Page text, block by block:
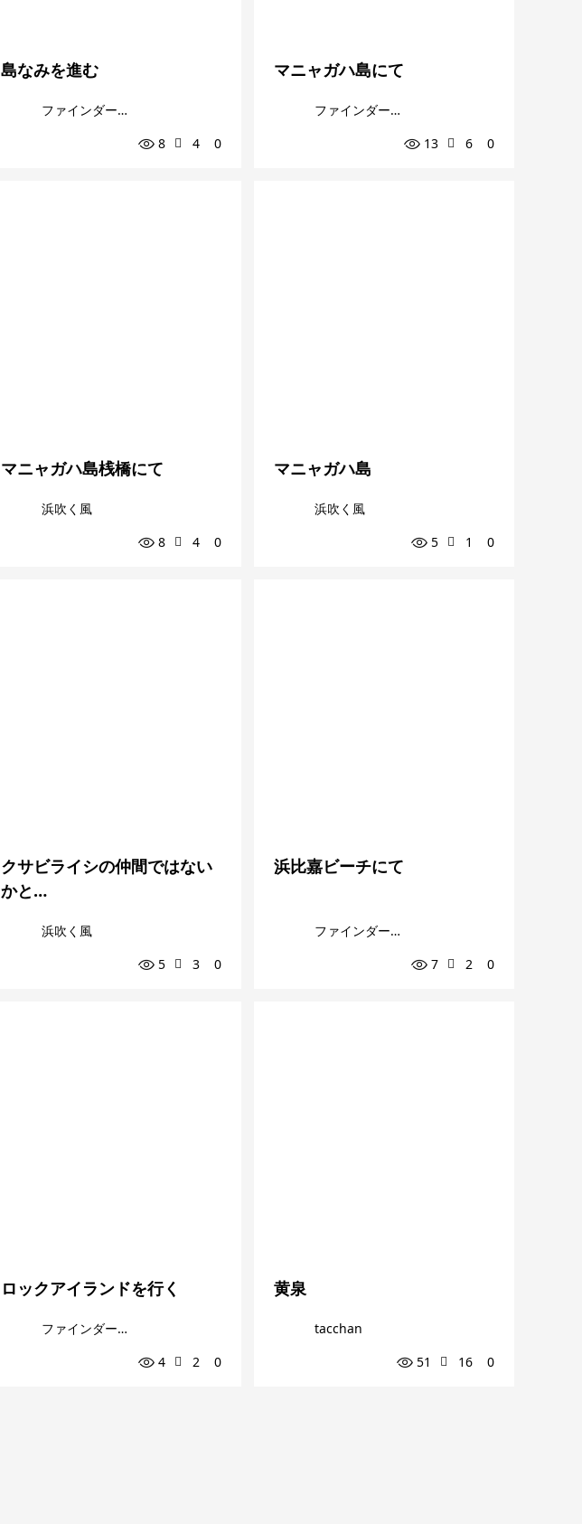
島なみを進む
ファインダー越しの私の世界
8
4 0
マニャガハ島にて
ファインダー越しの私の世界
13
6 0
マニャガハ島桟橋にて
浜吹く風
8
4 0
マニャガハ島
浜吹く風
5
1 0
クサビライシの仲間ではない
かと…
浜吹く風
5
3 0
浜比嘉ビーチにて
ファインダー越しの私の世界
7
2 0
ロックアイランドを行く
ファインダー越しの私の世界
4
2 0
黄泉
tacchan
51
16 0